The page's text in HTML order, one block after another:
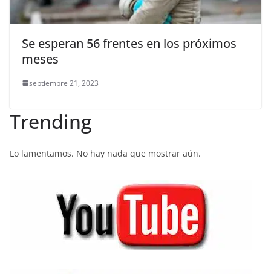
Se esperan 56 frentes en los próximos
meses
septiembre 21, 2023
Trending
Lo lamentamos. No hay nada que mostrar aún.